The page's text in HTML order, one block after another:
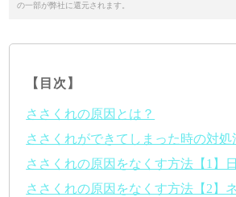
の一部が弊社に還元されます。
【目次】
ささくれの原因とは？
ささくれができてしまった時の対処
ささくれの原因をなくす方法【1】
ささくれの原因をなくす方法【2】